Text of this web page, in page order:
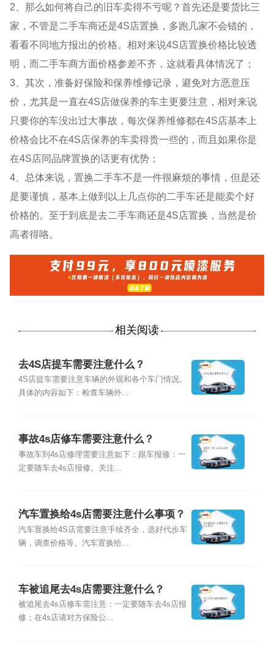
2、那么如何将自己的旧车卖得不亏呢？首先还是要货比三
家，不管是二手车商还是4S店置换，多跑几家不会错的，
看看不同地方报出的价格。相对来说4S店置换价格比较透
明，而二手车商方面价格参差不齐，这就看具体情况了；
3、其次，准备好保险和保养维修记录，避免对方恶意压
价，尤其是一直在4S店做保养的车主更要注意，相对来说
只要你的车没出过大事故，每次保养维修都在4S店基本上
价格会比不在4S店保养的车卖得贵一些的，而且如果你是
在4S店同品牌置换的话更有优势；
4、总体来说，置换二手车不是一件很麻烦的事情，但是还
是要谨慎，基本上做到以上几点你的二手车还是能卖个好
价格的。至于到底是去二手车商还是4S店置换，当然是价
高者得咯。
相关阅读
去4S店提车需要注意什么？
4S店提车需要注意车辆的外观和各个车门情况。
具体的内容如下：检查车辆外...
事故4s店修车需要注意什么？
事故车到4s店修理需要注意如下：跟车报修：一
定要随车去4s店报修。关注...
汽车置换给4s店需要注意什么事项？
汽车置换给4S店需要注意手续齐全，选好代步车
辆，调查价格等。汽车置换给...
车被追尾去4s店需要注意什么？
被追尾去4s店修车需注意：一定要随车去4s店报
修；在4s店请对方保险公...